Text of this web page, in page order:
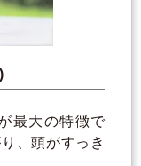
最大の特徴で
、頭がすっき